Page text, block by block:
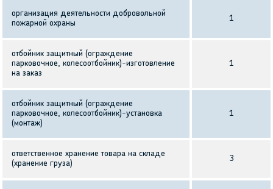
организация деятельности добровольной
пожарной охраны
1
отбойник защитный (ограждение
парковочное, колесоотбойник)-изготовление
на заказ
1
отбойник защитный (ограждение
парковочное, колесоотбойник)-установка
(монтаж)
1
ответственное хранение товара на складе
(хранение груза)
3